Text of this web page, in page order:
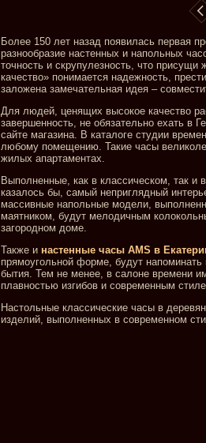
Более 150 лет назад появилась первая
разнообразие настенных и напольных
точность и скрупулезность, что
качество» понимается надежность,
заложена замечательная идея –
Для людей, ценящих высокое качество
завершенность, не обязательно ехать в
сайте магазина. В каталоге студии
любому помещению. Такие часы
жилых апартаментах.
Выполненные, как в классическом, так и
казалось бы, самый неприглядный
массивные напольные модели,
маятником, будут мелодичным
загородном доме.
Также и настенные часы AMS в
прямоугольной форме, будут
бытия. Тем не менее, в салоне времени
плавностью изгибов и современным
Настольные классические часы в
изделий, выполненных в современном